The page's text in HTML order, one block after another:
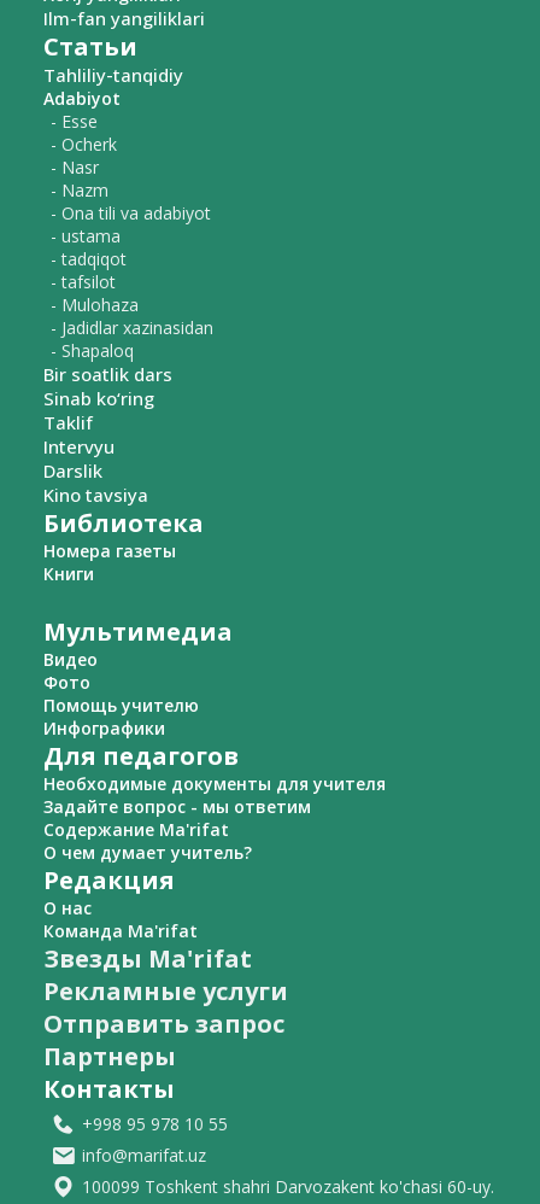
Ilm-fan yangiliklari
Статьи
Tahliliy-tanqidiy
Adabiyot
- Esse
- Ocherk
- Nasr
- Nazm
- Ona tili va adabiyot
- ustama
- tadqiqot
- tafsilot
- Mulohaza
- Jadidlar xazinasidan
- Shapaloq
Bir soatlik dars
Sinab ko‘ring
Taklif
Intervyu
Darslik
Kino tavsiya
Библиотека
Номера газеты
Книги
Мультимедиа
Видео
Фото
Помощь учителю
Инфографики
Для педагогов
Необходимые документы для учителя
Задайте вопрос - мы ответим
Содержание Ma'rifat
О чем думает учитель?
Редакция
О нас
Команда Ma'rifat
Звезды Ma'rifat
Рекламные услуги
Отправить запрос
Партнеры
Контакты
+998 95 978 10 55
info@marifat.uz
100099 Toshkent shahri Darvozakent ko'chasi 60-uy.